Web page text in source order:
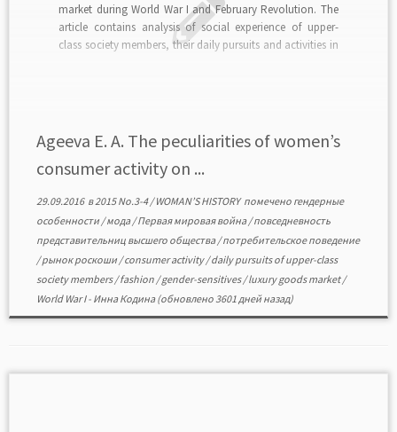
market during World War I and February Revolution. The
article contains analysis of social experience of upper-
class society members, their daily pursuits and activities in
Ageeva E. A. The peculiarities of women’s
consumer activity on ...
29.09.2016в2015 No.3-4/WOMAN’S HISTORYпомечено гендерные
особенности /мода/Первая мировая война/повседневность
представительниц высшего общества/потребительское поведение
/рынок роскоши /consumer activity/daily pursuits of upper-class
society members/fashion /gender-sensitives/luxury goods market/
World War I- Инна Кодина(обновлено 3601 дней назад)